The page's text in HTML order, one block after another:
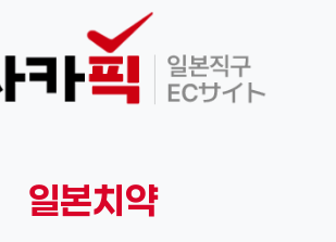
일본치약